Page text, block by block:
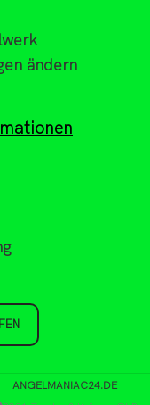
ändern
ANGELMANIAC24.DE